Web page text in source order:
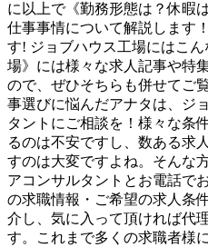
に以上で《勤務形態は？休暇
仕事事情について解説します
す! ジョブハウス工場にはこ
場》には様々な求人記事や特
ので、ぜひそちらも併せてご
事選びに悩んだアナタは、ジ
タントにご相談を！様々な条
るのは不安ですし、数ある求
すのは大変ですよね。そんな
アコンサルタントとお電話で
の求職情報・ご希望の求人条
介し、気に入って頂ければ代
す。これまで多くの求職者様